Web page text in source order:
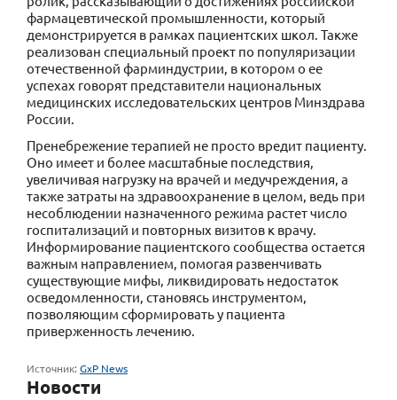
фармацевтической промышленности, который
демонстрируется в рамках пациентских школ. Также
реализован специальный проект по популяризации
отечественной фарминдустрии, в котором о ее
успехах говорят представители национальных
медицинских исследовательских центров Минздрава
России.
Пренебрежение терапией не просто вредит пациенту.
Оно имеет и более масштабные последствия,
увеличивая нагрузку на врачей и медучреждения, а
также затраты на здравоохранение в целом, ведь при
несоблюдении назначенного режима растет число
госпитализаций и повторных визитов к врачу.
Информирование пациентского сообщества остается
важным направлением, помогая развенчивать
существующие мифы, ликвидировать недостаток
осведомленности, становясь инструментом,
позволяющим сформировать у пациента
приверженность лечению.
Источник: GxP News
Новости